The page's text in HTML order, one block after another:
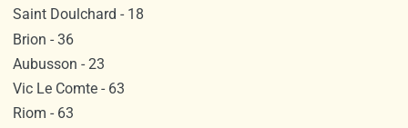
Saint Doulchard - 18
Brion - 36
Aubusson - 23
Vic Le Comte - 63
Riom - 63